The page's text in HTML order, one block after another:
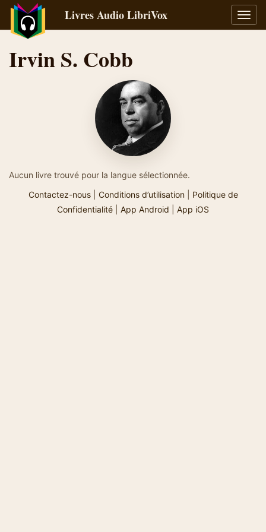
la
Livres Audio LibriVox
Irvin S. Cobb
Aucun livre trouvé pour la langue sélectionnée.
Contactez-nous| Conditions d’utilisation| Politique de
Confidentialité
App Android App iOS